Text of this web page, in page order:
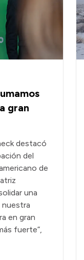
gran
destacó
del
de
una
nuestra
en gran
fuerte”,